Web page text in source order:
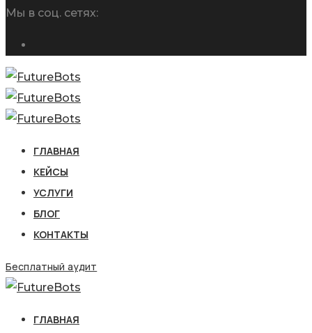
Мы в соц. сетях:
ГЛАВНАЯ
КЕЙСЫ
УСЛУГИ
БЛОГ
КОНТАКТЫ
Бесплатный аудит
ГЛАВНАЯ